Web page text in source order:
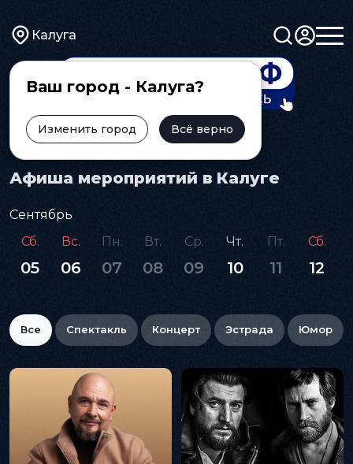
Калуга
Ваш город - Калуга?
Изменить город Всё верно
Главная Афиша
Афиша мероприятий в Калуге
Сентябрь
Сб.
05
Вс.
06
Пн.
07
Вт.
08
Ср.
09
Чт.
10
Пт.
11
Сб.
12
Все Спектакль Концерт Эстрада Юмор